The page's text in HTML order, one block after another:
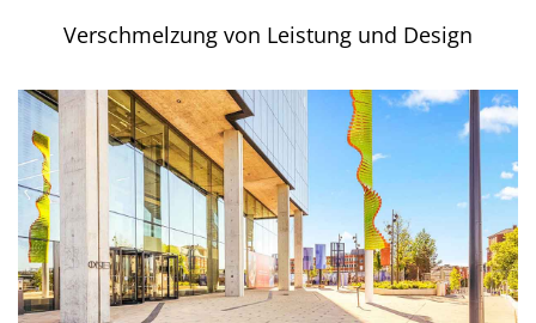
Verschmelzung von Leistung und Design